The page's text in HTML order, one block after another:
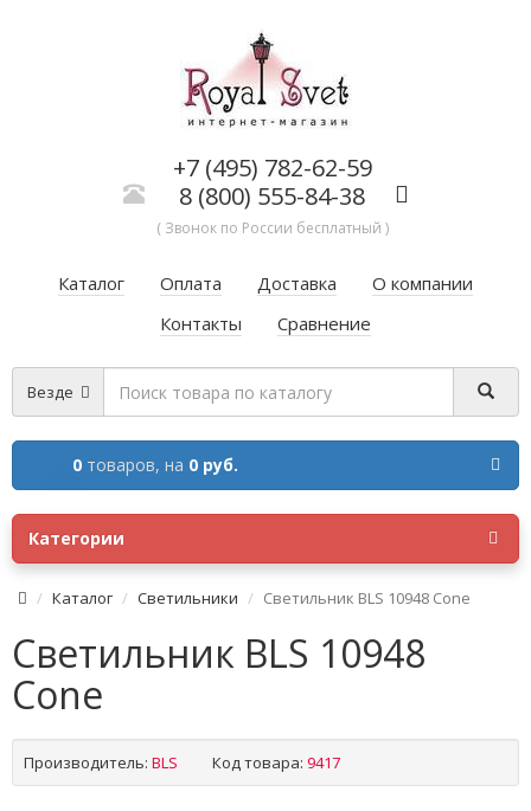
+7 (495) 782-62-59
8 (800) 555-84-38
( Звонок по России бесплатный )
Каталог Оплата Доставка
О компании
Контакты
Сравнение
Везде
0 товаров, на 0 руб.
Категории
Каталог Светильники Светильник BLS 10948 Cone
Светильник BLS 10948
Cone
Производитель: BLS Код товара: 9417